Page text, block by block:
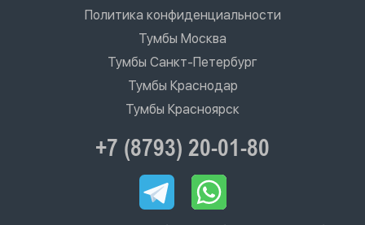
Политика конфиденциальности
Тумбы Москва
Тумбы Санкт-Петербург
Тумбы Краснодар
Тумбы Красноярск
+7 (8793) 20-01-80